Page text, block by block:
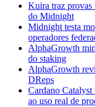
Kuira traz
do Midnight
Midnight testa
operadores
AlphaGrowth
do staking
AlphaGrowth
DReps
Cardano
ao uso real de